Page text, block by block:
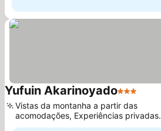
Yufuin Akarinoyado3 Estrelas
Vistas da montanha a partir das
acomodações, Experiências privadas
em fontes termais